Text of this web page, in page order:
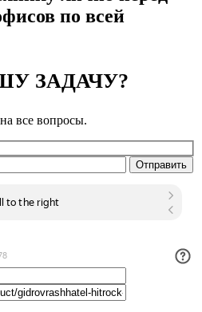
по всей
ЗАДАЧУ?
все вопросы.